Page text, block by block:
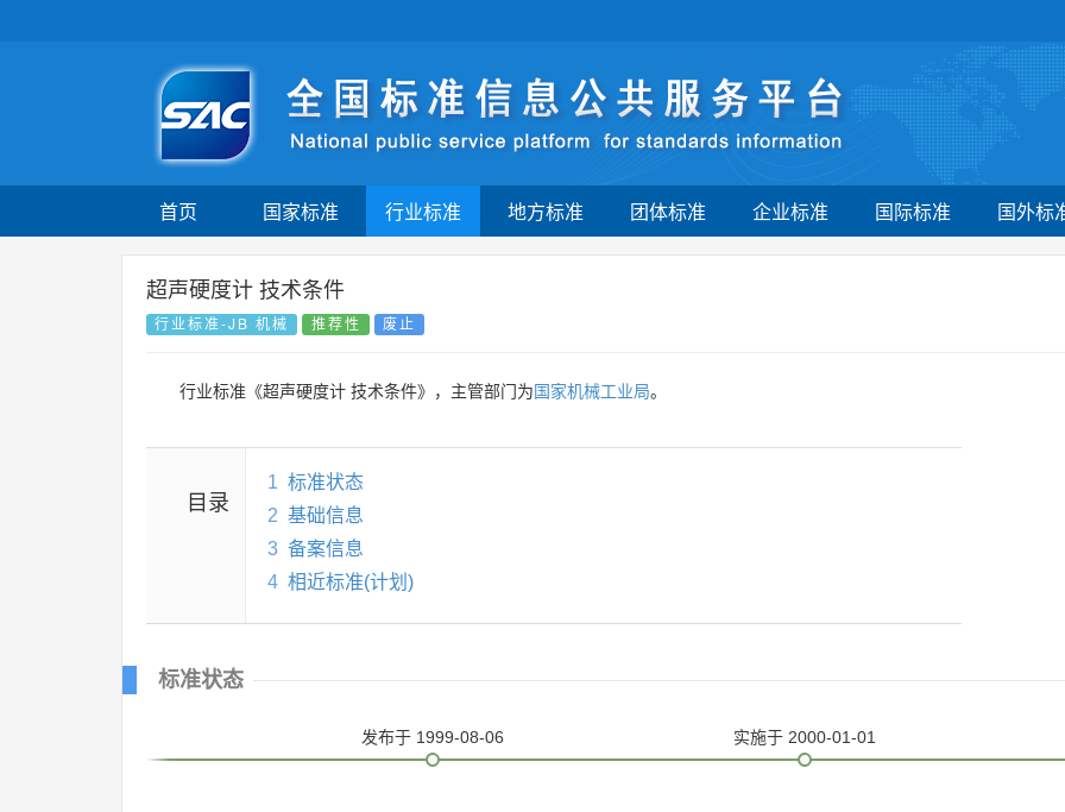
首页 国家标准 行业标准 地方标准 团体标准 企业标准 国际标准 国外标
超声硬度计 技术条件
行业标准-JB 机械 推荐性 废止
行业标准《超声硬度计 技术条件》，主管部门为国家机械工业局。
目录
1 标准状态
2 基础信息
3 备案信息
4 相近标准(计划)
标准状态
发布于 1999-08-06 实施于 2000-01-01